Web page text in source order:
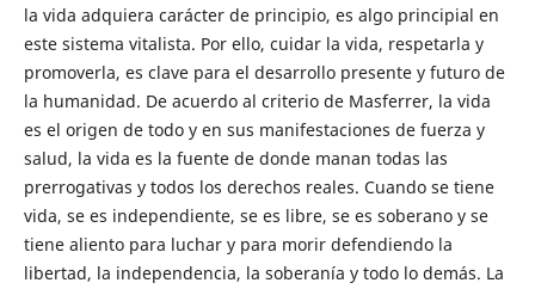
la vida adquiera carácter de principio, es algo principial en
este sistema vitalista. Por ello, cuidar la vida, respetarla y
promoverla, es clave para el desarrollo presente y futuro de
la humanidad. De acuerdo al criterio de Masferrer, la vida
es el origen de todo y en sus manifestaciones de fuerza y
salud, la vida es la fuente de donde manan todas las
prerrogativas y todos los derechos reales. Cuando se tiene
vida, se es independiente, se es libre, se es soberano y se
tiene aliento para luchar y para morir defendiendo la
libertad, la independencia, la soberanía y todo lo demás. La